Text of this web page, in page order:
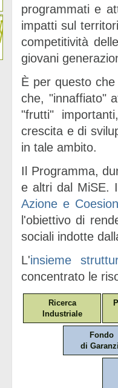
programmati e
impatti sul
competitività
giovani
È per questo
che, "innaffiato"
"frutti"
crescita e di
in tale ambito.
Il Programma,
e altri dal MiSE.
Azione e
l'obiettivo di
sociali indotte
L'insieme
concentrato le
Ricerca
Industriale
Fondo
di